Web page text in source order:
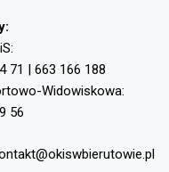
71 | 663 166 188
Widowiskowa:
56